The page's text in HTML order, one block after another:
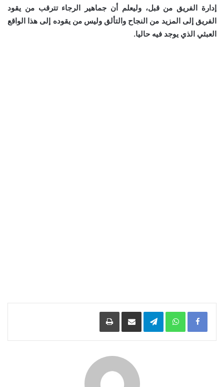
إدارة الفريق من قبل، وليعلم أن جماهير الرجاء تترقب من يقود
الفريق إلى المزيد من النجاح والتألق وليس من يقوده إلى هذا الواقع
العبثي الذي يوجد فيه حاليا.
Facebook
WhatsApp
Telegramمشاركة عبر البريد طباعة